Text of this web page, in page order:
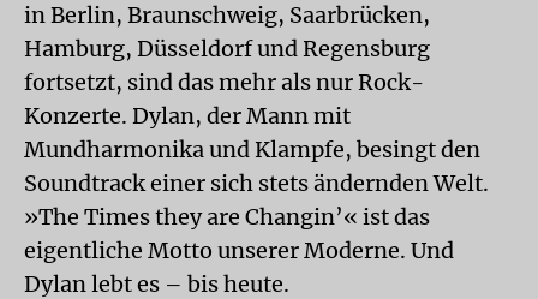
in Berlin, Braunschweig, Saarbrücken,
Hamburg, Düsseldorf und Regensburg
fortsetzt, sind das mehr als nur Rock-
Konzerte. Dylan, der Mann mit
Mundharmonika und Klampfe, besingt den
Soundtrack einer sich stets ändernden Welt.
»The Times they are Changin’« ist das
eigentliche Motto unserer Moderne. Und
Dylan lebt es – bis heute.